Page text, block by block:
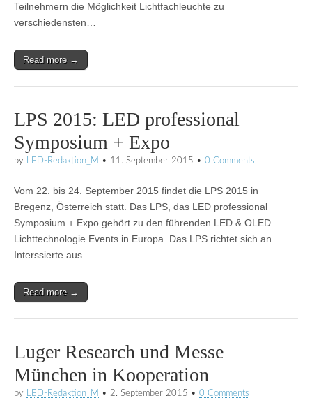
Teilnehmern die Möglichkeit Lichtfachleuchte zu
verschiedensten…
Read more →
LPS 2015: LED professional
Symposium + Expo
by LED-Redaktion_M • 11. September 2015 • 0 Comments
Vom 22. bis 24. September 2015 findet die LPS 2015 in
Bregenz, Österreich statt. Das LPS, das LED professional
Symposium + Expo gehört zu den führenden LED & OLED
Lichttechnologie Events in Europa. Das LPS richtet sich an
Interssierte aus…
Read more →
Luger Research und Messe
München in Kooperation
by LED-Redaktion_M • 2. September 2015 • 0 Comments